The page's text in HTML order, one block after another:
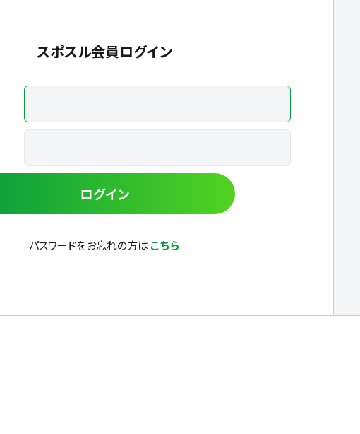
スポスル会員ログイン
ログイン
パスワードをお忘れの方は こちら